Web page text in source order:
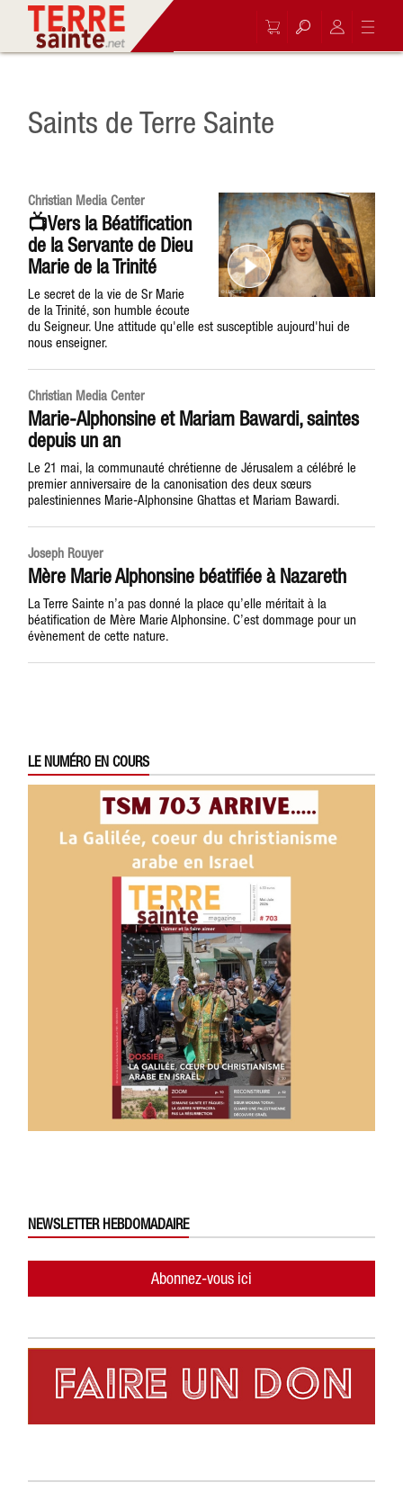
Saints de Terre Sainte
Christian Media Center
📺Vers la Béatification
de la Servante de Dieu
Marie de la Trinité
Le secret de la vie de Sr Marie
de la Trinité, son humble écoute
du Seigneur. Une attitude qu'elle est susceptible aujourd'hui de
nous enseigner.
Christian Media Center
Marie-Alphonsine et Mariam Bawardi, saintes
depuis un an
Le 21 mai, la communauté chrétienne de Jérusalem a célébré le
premier anniversaire de la canonisation des deux sœurs
palestiniennes Marie-Alphonsine Ghattas et Mariam Bawardi.
Joseph Rouyer
Mère Marie Alphonsine béatifiée à Nazareth
La Terre Sainte n’a pas donné la place qu’elle méritait à la
béatification de Mère Marie Alphonsine. C’est dommage pour un
évènement de cette nature.
LE NUMÉRO EN COURS
NEWSLETTER HEBDOMADAIRE
Abonnez-vous ici